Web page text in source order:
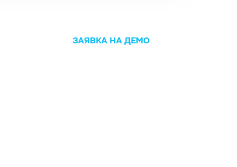
ЗАЯВКА НА ДЕМО